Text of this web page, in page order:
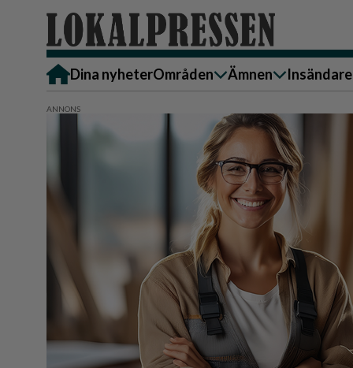
Dina nyheterOmråden
Alingsås
Härryda
Lerum
Partille
Göteborg
Backa/Kärra
Hisingen
Sydväst
Ämnen
Bostad
Ekonomi
Krönika
Kultur & Nöje
Familj
Nyheter
Näringsliv
Omsorg
Politik
Reportage
Insändare
Skicka
Härryda
Lerum
Göteborg
Backa/
Hisingen
Sydväst